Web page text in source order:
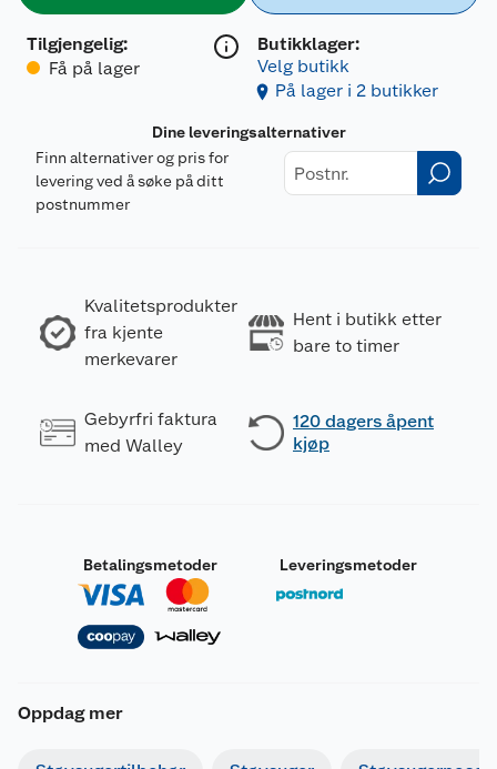
Tilgjengelig:
Få på lager
Butikklager:
Velg butikk
På lager i 2 butikker
Dine leveringsalternativer
Finn alternativer og pris for
levering ved å søke på ditt
postnummer
Kvalitetsprodukter
fra kjente
merkevarer
Hent i butikk etter
bare to timer
Gebyrfri faktura
med Walley
120 dagers åpent
kjøp
Betalingsmetoder Leveringsmetoder
Oppdag mer